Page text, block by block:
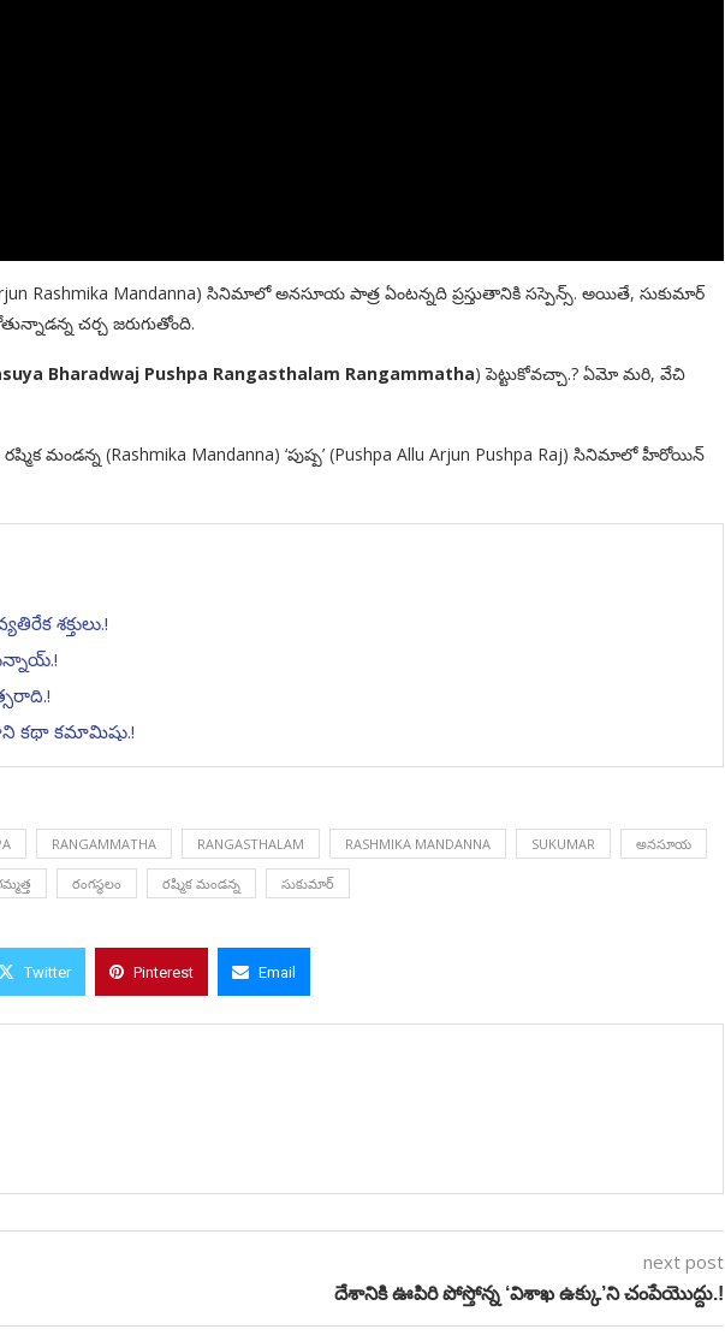
Arjun Rashmika Mandanna) సినిమాలో అనసూయ పాత్ర ఏంటన్నది ప్రస్తుతానికి సస్పెన్స్. అయితే, సుకుమార్
చర్చ జరుగుతోంది.
Bharadwaj Pushpa Rangasthalam Rangammatha) పెట్టుకోవచ్చా.? ఏమో మరి, వేచి
రష్మిక మండన్న (Rashmika Mandanna) ‘పుష్ప’ (Pushpa Allu Arjun Pushpa Raj) సినిమాలో హీరోయిన్
శక్తులు.!
కథా కమామిషు.!
RANGAMMATHA RANGASTHALAM RASHMIKA MANDANNA SUKUMAR అనసూయ
రంగస్థలం రష్మిక మండన్న సుకుమార్
Twitter Pinterest Email
next post
దేశానికి ఊపిరి పోస్తోన్న ‘విశాఖ ఉక్కు’ని చంపేయొద్దు.!